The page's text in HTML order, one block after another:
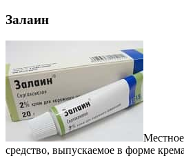
Залаин
средство, выпускаемое в форме